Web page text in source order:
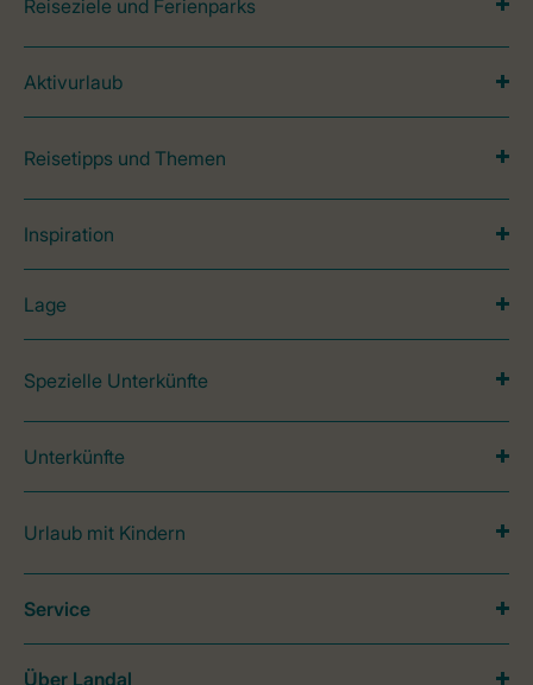
Reiseziele und Ferienparks
Aktivurlaub
Reisetipps und Themen
Inspiration
Lage
Spezielle Unterkünfte
Unterkünfte
Urlaub mit Kindern
Service
Über Landal